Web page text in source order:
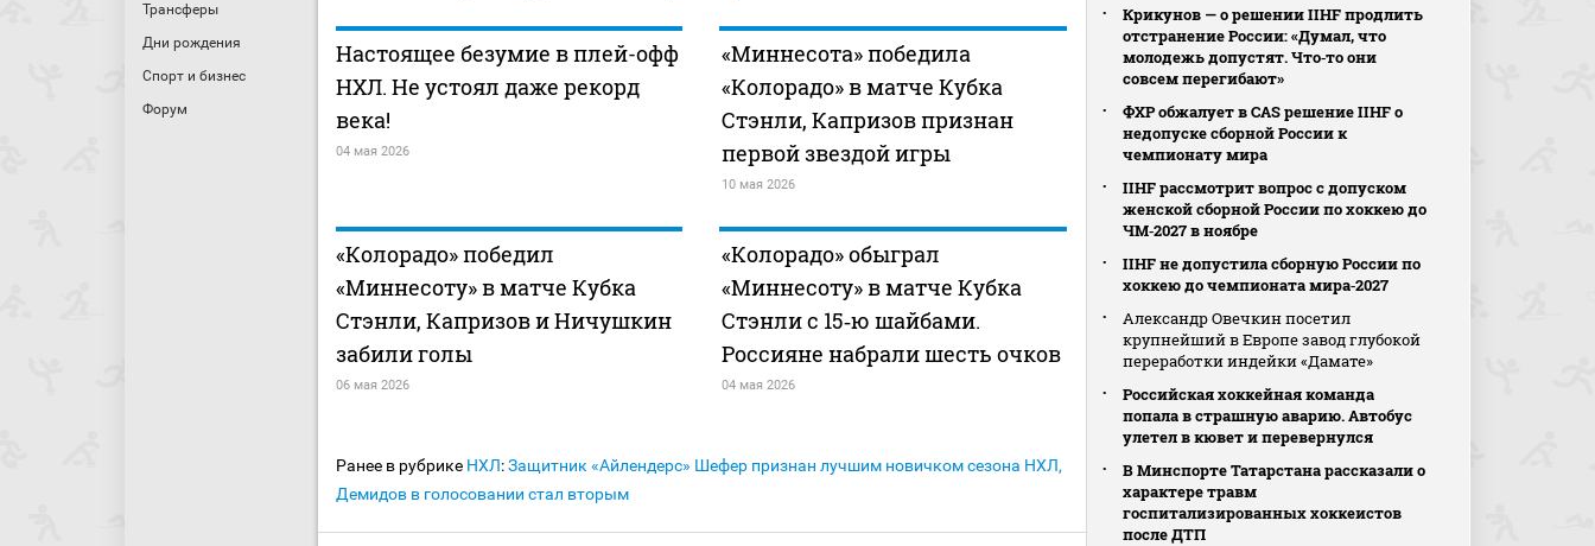
Трансферы
Дни рождения
Спорт и бизнес
Форум
Настоящее безумие в плей-офф
НХЛ. Не устоял даже рекорд
века!
04 мая 2026
«Миннесота» победила
«Колорадо» в матче Кубка
Стэнли, Капризов признан
первой звездой игры
10 мая 2026
«Колорадо» победил
«Миннесоту» в матче Кубка
Стэнли, Капризов и Ничушкин
забили голы
06 мая 2026
«Колорадо» обыграл
«Миннесоту» в матче Кубка
Стэнли с 15‑ю шайбами.
Россияне набрали шесть очков
04 мая 2026
Ранее в рубрике НХЛ:Защитник «Айлендерс» Шефер признан лучшим новичком сезона НХЛ,
Демидов в голосовании стал вторым
Крикунов — о решении IIHF продлить
отстранение России: «Думал, что
молодежь допустят. Что‑то они
совсем перегибают»
ФХР обжалует в CAS решение IIHF о
недопуске сборной России к
чемпионату мира
IIHF рассмотрит вопрос с допуском
женской сборной России по хоккею до
ЧМ‑2027 в ноябре
IIHF не допустила сборную России по
хоккею до чемпионата мира‑2027
Александр Овечкин посетил
крупнейший в Европе завод глубокой
переработки индейки «Дамате»
Российская хоккейная команда
попала в страшную аварию. Автобус
улетел в кювет и перевернулся
В Минспорте Татарстана рассказали о
характере травм
госпитализированных хоккеистов
после ДТП